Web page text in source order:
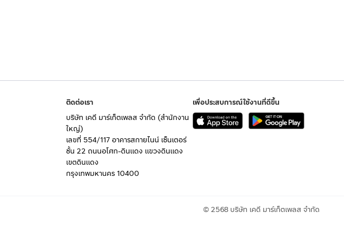
ติดต่อเรา
บริษัท เคดี มาร์เก็ตเพลส จำกัด (สำนักงาน
ใหญ่)
เลขที่ 554/117 อาคารสกายไนน์ เซ็นเตอร์
ชั้น 22 ถนนอโศก-ดินแดง แขวงดินแดง
เขตดินแดง
กรุงเทพมหานคร 10400
เพื่อประสบการณ์ใช้งานที่ดีขึ้น
© 2568 บริษัท เคดี มาร์เก็ตเพลส จำกัด